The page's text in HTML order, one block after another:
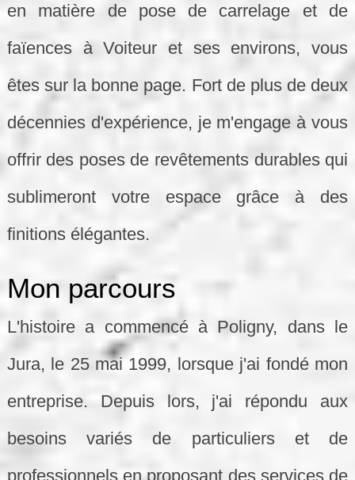
en matière de pose de carrelage et de
faïences à Voiteur et ses environs, vous
êtes sur la bonne page. Fort de plus de deux
décennies d'expérience, je m'engage à vous
offrir des poses de revêtements durables qui
sublimeront votre espace grâce à des
finitions élégantes.
Mon parcours
L'histoire a commencé à Poligny, dans le
Jura, le 25 mai 1999, lorsque j'ai fondé mon
entreprise. Depuis lors, j'ai répondu aux
besoins variés de particuliers et de
professionnels en proposant des services de